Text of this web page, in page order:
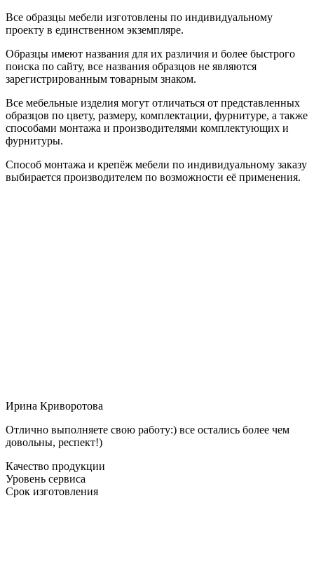
Все образцы мебели изготовлены по индивидуальному
проекту в единственном экземпляре.
Образцы имеют названия для их различия и более быстрого
поиска по сайту, все названия образцов не являются
зарегистрированным товарным знаком.
Все мебельные изделия могут отличаться от представленных
образцов по цвету, размеру, комплектации, фурнитуре, а также
способами монтажа и производителями комплектующих и
фурнитуры.
Способ монтажа и крепёж мебели по индивидуальному заказу
выбирается производителем по возможности её применения.
Ирина Криворотова
Отлично выполняете свою работу:) все остались более чем
довольны, респект!)
Качество продукции
Уровень сервиса
Срок изготовления